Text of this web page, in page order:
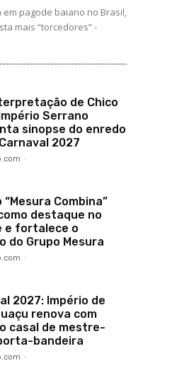
pagode baiano no Brasil,
mais “torcedores” -
de Chico
Serrano
sinopse do enredo
2027
-
Combina”
destaque no
e fortalece o
do Grupo Mesura
-
2027: Império de
renova com
casal de mestre-
bandeira
-